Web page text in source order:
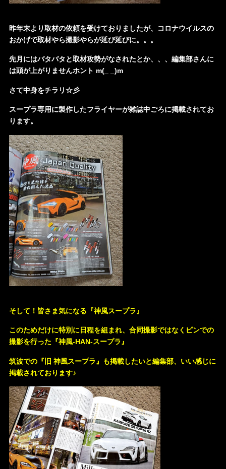
昨年末より取材の依頼を受けておりましたが、コロナウイルスの
おかげで取材やら撮影やらが延び延びに。。。
先月にはバタバタと取材攻勢がなされたとか、、、編集部さんに
は頭が上がりませんホント m(_ _)m
さて中身をチラリ☆彡
スープラ専用に製作したフライヤーが雑誌中ごろに掲載されてお
ります。
そして！皆さま気になる『神風スープラ』
このためだけに特別に日程を組まれ、合同撮影ではなくピンでの
撮影を行った『神風-HAN-スープラ』
筑波での『旧 神風スープラ』も掲載したいと編集部、いい感じに
掲載されております♪